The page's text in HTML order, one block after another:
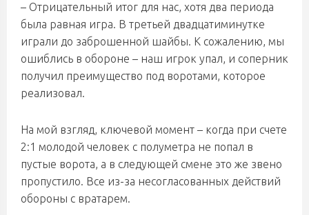
– Отрицательный итог для нас, хотя два периода
была равная игра. В третьей двадцатиминутке
играли до заброшенной шайбы. К сожалению, мы
ошиблись в обороне – наш игрок упал, и соперник
получил преимущество под воротами, которое
реализовал.
На мой взгляд, ключевой момент – когда при счете
2:1 молодой человек с полуметра не попал в
пустые ворота, а в следующей смене это же звено
пропустило. Все из-за несогласованных действий
обороны с вратарем.